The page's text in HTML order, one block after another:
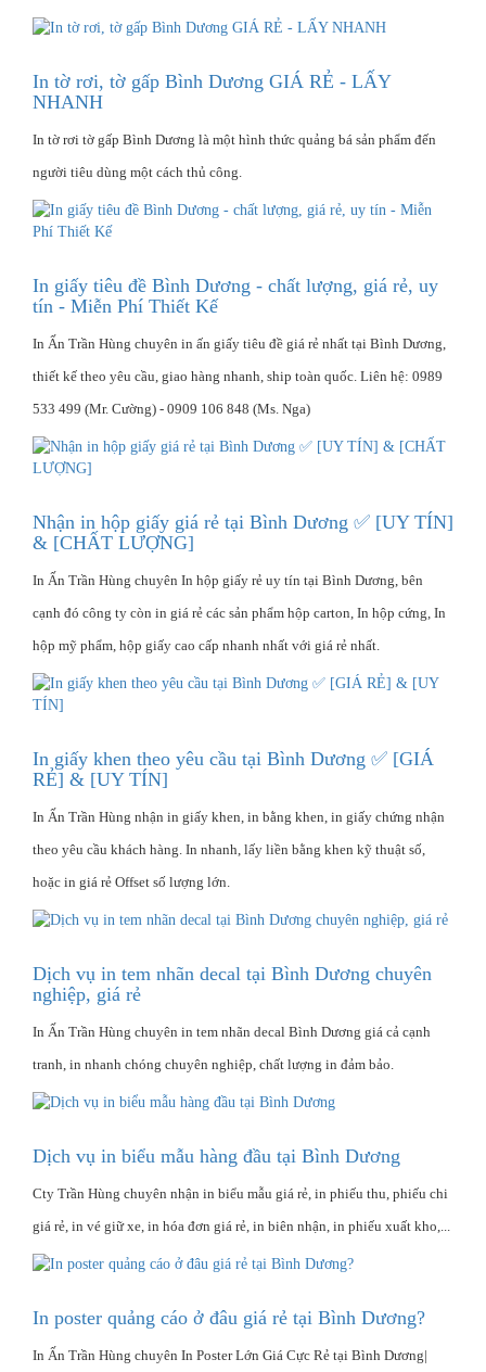
In tờ rơi, tờ gấp Bình Dương GIÁ RẺ - LẤY
NHANH
In tờ rơi tờ gấp Bình Dương là một hình thức quảng bá sản phẩm đến
người tiêu dùng một cách thủ công.
In giấy tiêu đề Bình Dương - chất lượng, giá rẻ, uy
tín - Miễn Phí Thiết Kế
In Ấn Trần Hùng chuyên in ấn giấy tiêu đề giá rẻ nhất tại Bình Dương,
thiết kế theo yêu cầu, giao hàng nhanh, ship toàn quốc. Liên hệ: 0989
533 499 (Mr. Cường) - 0909 106 848 (Ms. Nga)
Nhận in hộp giấy giá rẻ tại Bình Dương ✅ [UY TÍN]
& [CHẤT LƯỢNG]
In Ấn Trần Hùng chuyên In hộp giấy rẻ uy tín tại Bình Dương, bên
cạnh đó công ty còn in giá rẻ các sản phẩm hộp carton, In hộp cứng, In
hộp mỹ phẩm, hộp giấy cao cấp nhanh nhất với giá rẻ nhất.
In giấy khen theo yêu cầu tại Bình Dương ✅ [GIÁ
RẺ] & [UY TÍN]
In Ấn Trần Hùng nhận in giấy khen, in bằng khen, in giấy chứng nhận
theo yêu cầu khách hàng. In nhanh, lấy liền bằng khen kỹ thuật số,
hoặc in giá rẻ Offset số lượng lớn.
Dịch vụ in tem nhãn decal tại Bình Dương chuyên
nghiệp, giá rẻ
In Ấn Trần Hùng chuyên in tem nhãn decal Bình Dương giá cả cạnh
tranh, in nhanh chóng chuyên nghiệp, chất lượng in đảm bảo.
Dịch vụ in biểu mẫu hàng đầu tại Bình Dương
Cty Trần Hùng chuyên nhận in biểu mẫu giá rẻ, in phiếu thu, phiếu chi
giá rẻ, in vé giữ xe, in hóa đơn giá rẻ, in biên nhận, in phiếu xuất kho,...
In poster quảng cáo ở đâu giá rẻ tại Bình Dương?
In Ấn Trần Hùng chuyên In Poster Lớn Giá Cực Rẻ tại Bình Dương|